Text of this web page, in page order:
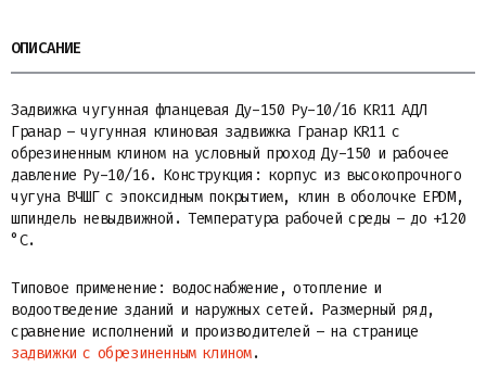
ОПИСАНИЕ
Задвижка чугунная фланцевая Ду-150 Ру-10/16 KR11 АДЛ
Гранар – чугунная клиновая задвижка Гранар KR11 с
обрезиненным клином на условный проход Ду-150 и рабочее
давление Ру-10/16. Конструкция: корпус из высокопрочного
чугуна ВЧШГ с эпоксидным покрытием, клин в оболочке EPDM,
шпиндель невыдвижной. Температура рабочей среды – до +120
°C.
Типовое применение: водоснабжение, отопление и
водоотведение зданий и наружных сетей. Размерный ряд,
сравнение исполнений и производителей – на странице
задвижки с обрезиненным клином.